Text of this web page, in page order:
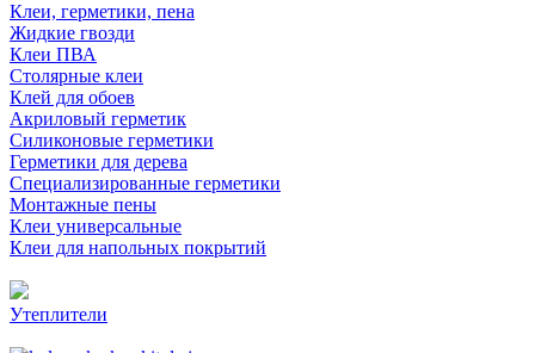
Клеи, герметики, пена
Жидкие гвозди
Клеи ПВА
Столярные клеи
Клей для обоев
Акриловый герметик
Силиконовые герметики
Герметики для дерева
Специализированные герметики
Монтажные пены
Клеи универсальные
Клеи для напольных покрытий
Утеплители